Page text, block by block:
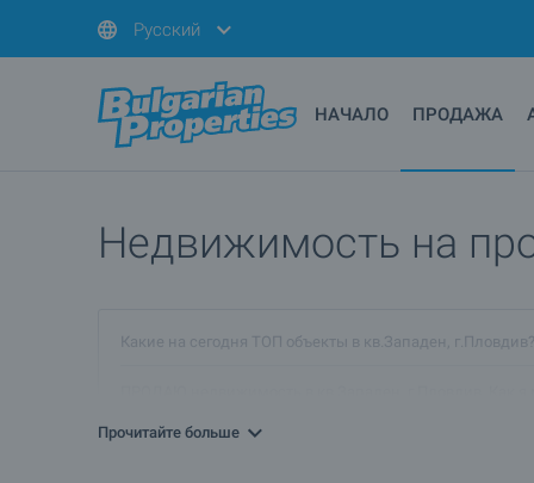
Русский
НАЧАЛО ПРОДАЖА
Недвижимость на
Какие на сегодня ТОП объекты в кв.Западен, г.Пловдив?
Какая элитная недвижимость предлагается в
Прочитайте больше